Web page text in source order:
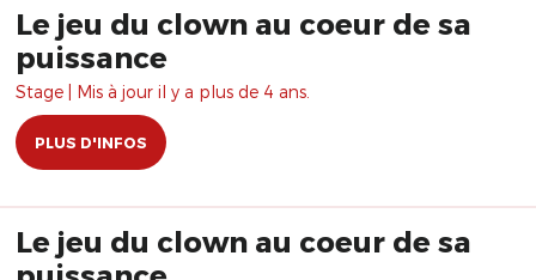
Le jeu du clown au coeur de sa
puissance
Stage | Mis à jour il y a plus de 4 ans.
PLUS D'INFOS
Le jeu du clown au coeur de sa